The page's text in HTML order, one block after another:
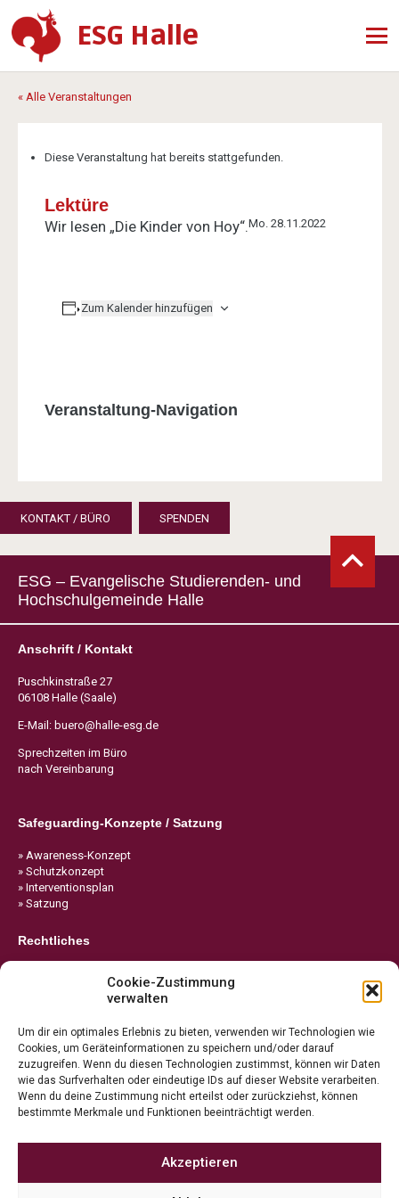
Cookie-Zustimmung
verwalten
Um dir ein optimales Erlebnis zu bieten, verwenden wir Technologien wie
Cookies, um Geräteinformationen zu speichern und/oder darauf
zuzugreifen. Wenn du diesen Technologien zustimmst, können wir Daten
wie das Surfverhalten oder eindeutige IDs auf dieser Website verarbeiten.
Wenn du deine Zustimmung nicht erteilst oder zurückziehst, können
bestimmte Merkmale und Funktionen beeinträchtigt werden.
Akzeptieren
ESG Halle
« Alle Veranstaltungen
Diese Veranstaltung hat bereits stattgefunden.
Lektüre
Wir lesen „Die Kinder von Hoy“.Mo. 28.11.2022
Zum Kalender hinzufügen
Veranstaltung-Navigation
KONTAKT / BÜRO SPENDEN
ESG – Evangelische Studierenden- und
Hochschulgemeinde Halle
Anschrift / Kontakt
Puschkinstraße 27
06108 Halle (Saale)
E-Mail: buero@halle-esg.de
Sprechzeiten im Büro
nach Vereinbarung
Safeguarding-Konzepte / Satzung
» Awareness-Konzept
» Schutzkonzept
» Interventionsplan
» Satzung
Rechtliches
» Cookie-Richtlinie